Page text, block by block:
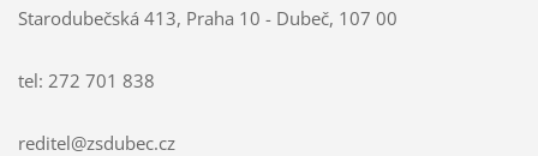
Starodubečská 413, Praha 10 - Dubeč, 107 00
tel: 272 701 838
reditel@zsdubec.cz